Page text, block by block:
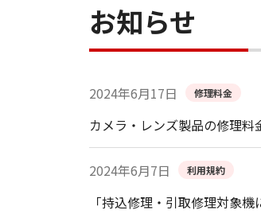
お知らせ
2024年6月17日 修理料金
カメラ・レンズ製品の修理料
2024年6月7日 利用規約
「持込修理・引取修理対象